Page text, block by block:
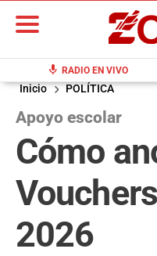
mic RADIO EN VIVO
Inicio POLÍTICA
Apoyo escolar
Cómo
2026